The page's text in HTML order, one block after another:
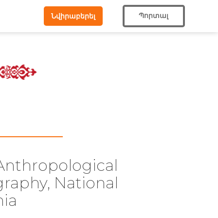
Նվիրաբերել Պորտալ
National